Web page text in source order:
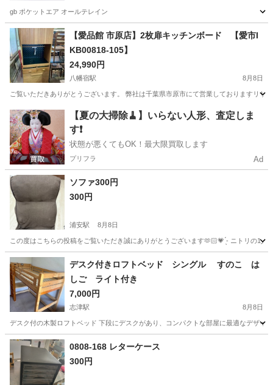
gb ポケットエア オールテレイン
千葉 浦安市 舞浜駅 寝具
【愛品館 市原店】2枚扉キッチンボード 【愛市I
KB00818-105】
24,990円
八幡宿駅 8月8日
ご覧いただきありがとうございます。 弊社は千葉県市原市にて営業しておりますリ
千葉 市原市 八幡宿駅 収納家具 商品
【夏の大掃除🧹】いらない人形、査定しま
す❗️
状態が悪くてもOK！最大限買取します
プリフラ Ad
ソファ300円
300円
浦安駅 8月8日
この度はこちらの投稿をご覧いただき誠にありがとうございます🫶🏻💗 ̖́-‬ ニトリの1
千葉 浦安市 浦安駅
デスク付きロフトベッド シングル すのこ は
しご ライト付き
7,000円
志津駅 8月8日
デスク付の木製ロフトベッド 下段にデスクがあり、コンパクトな部屋に最適なデ
千葉 佐倉市 ベッド
0808-168 レターケース
300円